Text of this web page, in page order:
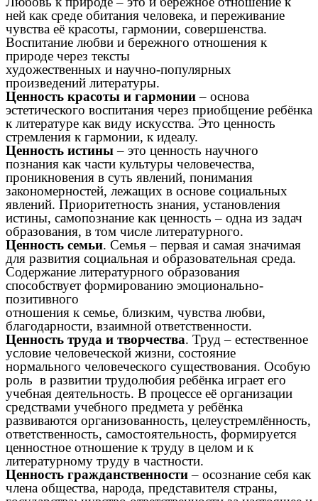
ней как среде обитания человека, и переживание
чувства её красоты, гармонии, совершенства.
Воспитание любви и бережного отношения к
природе через тексты
художественных и научно-популярных
произведений литературы.
Ценность красоты и гармонии– основа
эстетического воспитания через приобщение ребёнка
к литературе как виду искусства. Это ценность
стремления к гармонии, к идеалу.
Ценность истины– это ценность научного
познания как части культуры человечества,
проникновения в суть явлений, понимания
закономерностей, лежащих в основе социальных
явлений. Приоритетность знания, установления
истины, самопознание как ценность – одна из задач
образования, в том числе литературного.
Ценность семьи. Семья – первая и самая значимая
для развития социальная и образовательная среда.
Содержание литературного образования
способствует формированию эмоционально-
позитивного
отношения к семье, близким, чувства любви,
благодарности, взаимной ответственности.
Ценность труда и творчества. Труд – естественное
условие человеческой жизни, состояние
нормального человеческого существования. Особую
роль в развитии трудолюбия ребёнка играет его
учебная деятельность. В процессе её организации
средствами учебного предмета у ребёнка
развиваются организованность, целеустремлённость,
ответственность, самостоятельность, формируется
ценностное отношение к труду в целом и к
литературному труду в частности.
Ценность гражданственности– осознание себя как
члена общества, народа, представителя страны,